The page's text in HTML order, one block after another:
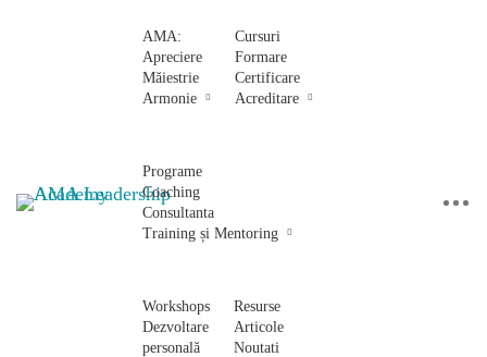
AMA:
Apreciere
Măiestrie
Armonie
Cursuri
Formare
Certificare
Acreditare
Programe
Coaching
Consultanta
Training și Mentoring
Workshops
Dezvoltare
personală
Resurse
Articole
Noutati